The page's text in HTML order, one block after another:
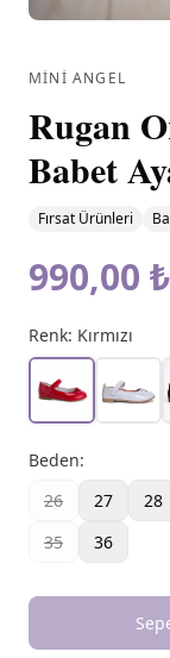
MINI ANGEL
Rugan
Babet
Fırsat Ürünleri
990,00 ₺
Renk: Kırmızı
Beden:
26
27 28
35
36